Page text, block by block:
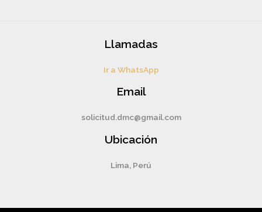
Llamadas
Ir a WhatsApp
Email
solicitud.dmc@gmail.com
Ubicación
Lima, Perú